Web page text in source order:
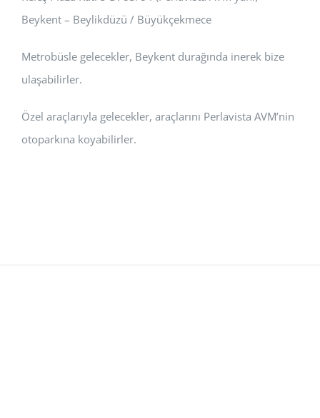
Beykent – Beylikdüzü / Büyükçekmece
Metrobüsle gelecekler, Beykent durağında inerek bize
ulaşabilirler.
Özel araçlarıyla gelecekler, araçlarını Perlavista AVM’nin
otoparkına koyabilirler.